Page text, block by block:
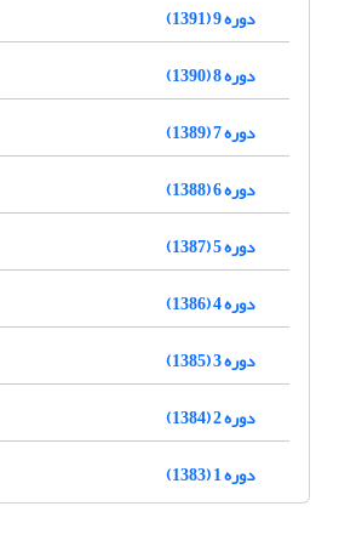
دوره 9 (1391)
دوره 8 (1390)
دوره 7 (1389)
دوره 6 (1388)
دوره 5 (1387)
دوره 4 (1386)
دوره 3 (1385)
دوره 2 (1384)
دوره 1 (1383)